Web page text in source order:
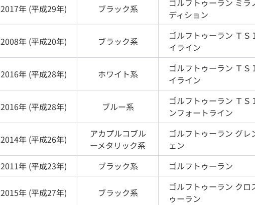
2017年 (平成29年) ブラック系 ゴルフトゥーラン ミラ
ディション
2008年 (平成20年) ブラック系 ゴルフトゥーラン ＴＳ
イライン
2016年 (平成28年) ホワイト系 ゴルフトゥーラン ＴＳ
イライン
2016年 (平成28年) ブルー系 ゴルフトゥーラン ＴＳ
ンフォートライン
2014年 (平成26年)
アカプルコブル
ーメタリック系
ゴルフトゥーラン グレ
ェン
2011年 (平成23年) ブラック系 ゴルフトゥーラン
2015年 (平成27年) ブラック系 ゴルフトゥーラン クロ
ゥーラン